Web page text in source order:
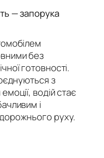
— запорука
без
готовності.
з
водій стає
і
руху.